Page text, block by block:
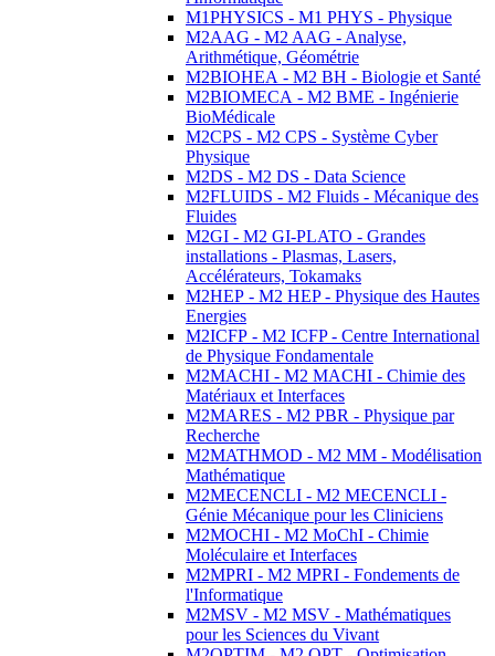
M1PHYSICS - M1 PHYS - Physique
M2AAG - M2 AAG - Analyse,
Arithmétique, Géométrie
M2BIOHEA - M2 BH - Biologie et Santé
M2BIOMECA - M2 BME - Ingénierie
BioMédicale
M2CPS - M2 CPS - Système Cyber
Physique
M2DS - M2 DS - Data Science
M2FLUIDS - M2 Fluids - Mécanique des
Fluides
M2GI - M2 GI-PLATO - Grandes
installations - Plasmas, Lasers,
Accélérateurs, Tokamaks
M2HEP - M2 HEP - Physique des Hautes
Energies
M2ICFP - M2 ICFP - Centre International
de Physique Fondamentale
M2MACHI - M2 MACHI - Chimie des
Matériaux et Interfaces
M2MARES - M2 PBR - Physique par
Recherche
M2MATHMOD - M2 MM - Modélisation
Mathématique
M2MECENCLI - M2 MECENCLI -
Génie Mécanique pour les Cliniciens
M2MOCHI - M2 MoChI - Chimie
Moléculaire et Interfaces
M2MPRI - M2 MPRI - Fondements de
l'Informatique
M2MSV - M2 MSV - Mathématiques
pour les Sciences du Vivant